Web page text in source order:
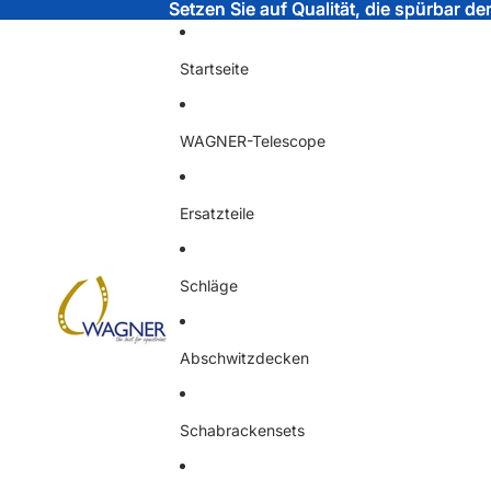
Setzen Sie auf Qualität, die spürbar
Setzen Sie auf Qualität, die spürbar
Startseite
WAGNER-Telescope
Ersatzteile
Schläge
Abschwitzdecken
Schabrackensets